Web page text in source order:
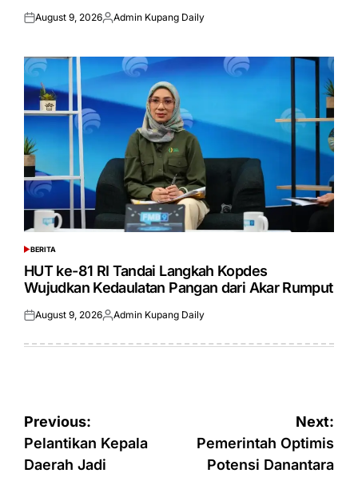
Posted
August 9, 2026Posted
Admin Kupang Daily
POSTED
IN
BERITA
HUT ke-81 RI Tandai Langkah Kopdes
Wujudkan Kedaulatan Pangan dari Akar Rumput
Posted
August 9, 2026Posted
Admin Kupang Daily
Post
navigation
Previous:
Pelantikan Kepala
Daerah Jadi
Next:
Pemerintah Optimis
Potensi Danantara